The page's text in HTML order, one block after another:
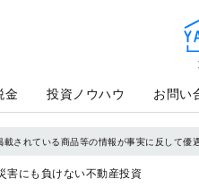
金 投資ノウハウ お問い
されている商品等の情報が事実に反して優
害にも負けない不動産投資